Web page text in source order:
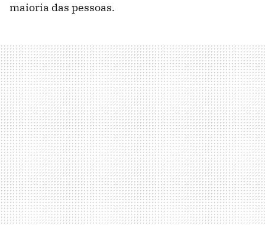
maioria das pessoas.